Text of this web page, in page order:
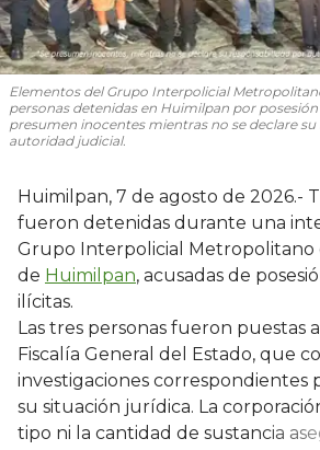
Elementos del Grupo Interpolicial
personas detenidas en Huimilpan por posesión
presumen inocentes mientras no se declare
autoridad judicial.
Huimilpan, 7 de agosto de 2026.-
fueron detenidas durante una
Grupo Interpolicial Metropolitano
de Huimilpan, acusadas de
ilícitas.
Las tres personas fueron puestas
Fiscalía General del Estado, que
investigaciones correspondientes
su situación jurídica. La
tipo ni la cantidad de sustancia